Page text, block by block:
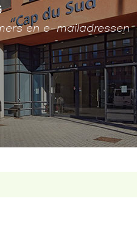
en e-mailadressen